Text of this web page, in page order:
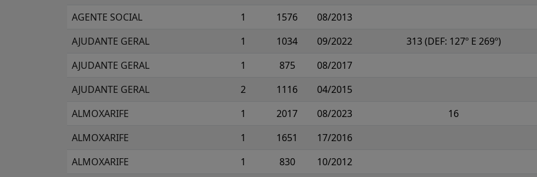
AGENTE SOCIAL
1 1576 08/2013
AJUDANTE GERAL
1 1034 09/2022 313 (DEF: 127º E 269º)
AJUDANTE GERAL
1 875 08/2017
AJUDANTE GERAL
2 1116 04/2015
ALMOXARIFE
1 2017 08/2023 16
ALMOXARIFE
1 1651 17/2016
ALMOXARIFE
1 830 10/2012